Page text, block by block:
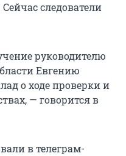
следователи
руководителю
Евгению
о ходе проверки и
— говорится в
в телеграм-